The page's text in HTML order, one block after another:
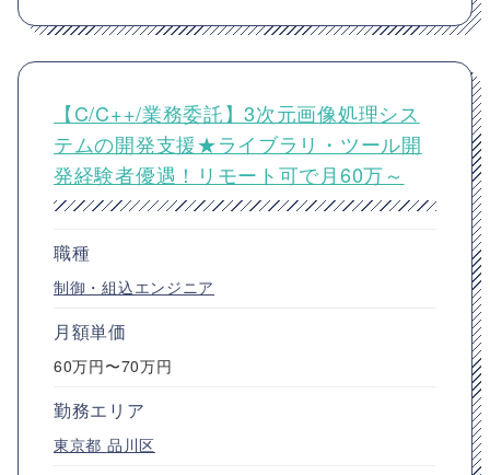
【C/C++/業務委託】3次元画像処理シス
テムの開発支援★ライブラリ・ツール開
発経験者優遇！リモート可で月60万～
職種
制御・組込エンジニア
月額単価
60万円〜70万円
勤務エリア
東京都 品川区